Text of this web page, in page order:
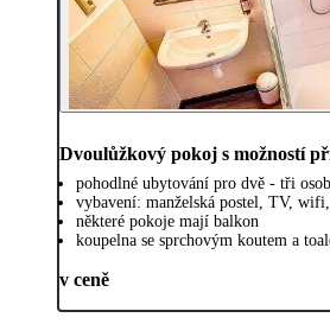
Dvoulůžkový pokoj s možností
pohodlné ubytování pro dvě - tři
vybavení: manželská postel, TV,
některé pokoje mají balkon
koupelna se sprchovým koutem a
v ceně